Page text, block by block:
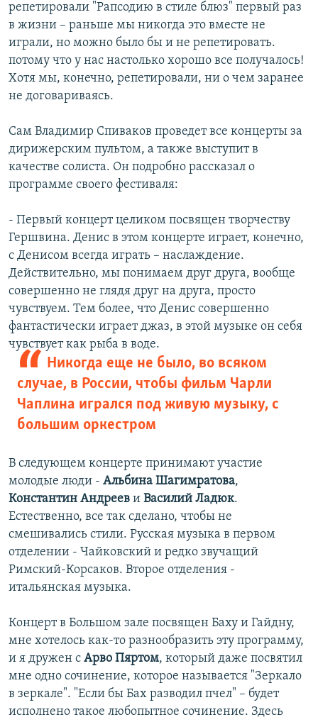
репетировали "Рапсодию в стиле блюз" первый раз
в жизни – раньше мы никогда это вместе не
играли, но можно было бы и не репетировать.
потому что у нас настолько хорошо все получалось!
Хотя мы, конечно, репетировали, ни о чем заранее
не договариваясь.
Сам Владимир Спиваков проведет все концерты за
дирижерским пультом, а также выступит в
качестве солиста. Он подробно рассказал о
программе своего фестиваля:
- Первый концерт целиком посвящен творчеству
Гершвина. Денис в этом концерте играет, конечно,
с Денисом всегда играть – наслаждение.
Действительно, мы понимаем друг друга, вообще
совершенно не глядя друг на друга, просто
чувствуем. Тем более, что Денис совершенно
фантастически играет джаз, в этой музыке он себя
чувствует как рыба в воде.
Никогда еще не было, во всяком
случае, в России, чтобы фильм Чарли
Чаплина игрался под живую музыку, с
большим оркестром
В следующем концерте принимают участие
молодые люди - Альбина Шагимратова,
Константин Андреев и Василий Ладюк.
Естественно, все так сделано, чтобы не
смешивались стили. Русская музыка в первом
отделении - Чайковский и редко звучащий
Римский-Корсаков. Второе отделения -
итальянская музыка.
Концерт в Большом зале посвящен Баху и Гайдну,
мне хотелось как-то разнообразить эту программу,
и я дружен с Арво Пяртом, который даже посвятил
мне одно сочинение, которое называется "Зеркало
в зеркале". "Если бы Бах разводил пчел" – будет
исполнено такое любопытное сочинение. Здесь